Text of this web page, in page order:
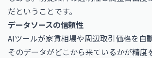
だということです。
データソースの信頼性
AIツールが家賃相場や周辺取引価格を自
そのデータがどこから来ているかが精度